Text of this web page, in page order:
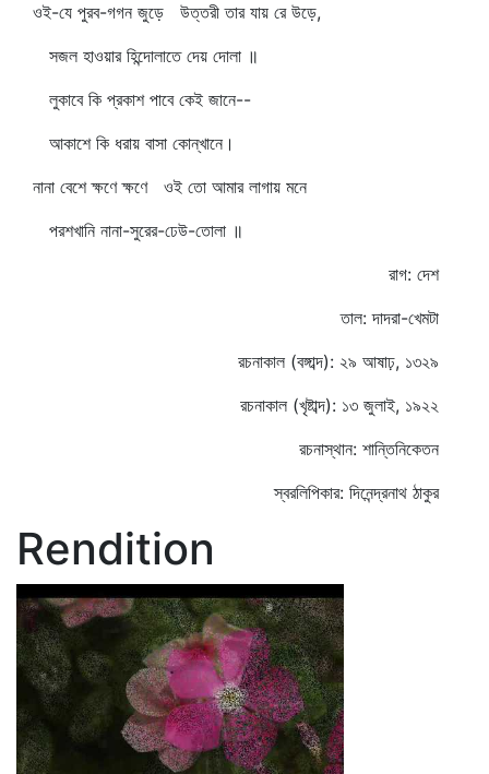
ওই-যে পুরব-গগন জুড়ে উত্তরী তার যায় রে উড়ে,
সজল হাওয়ার হিন্দোলাতে দেয় দোলা ॥
লুকাবে কি প্রকাশ পাবে কেই জানে--
আকাশে কি ধরায় বাসা কোন্‌খানে।
নানা বেশে ক্ষণে ক্ষণে ওই তো আমার লাগায় মনে
পরশখানি নানা-সুরের-ঢেউ-তোলা ॥
রাগ: দেশ
তাল: দাদরা-খেমটা
রচনাকাল (বঙ্গাব্দ): ২৯ আষাঢ়, ১৩২৯
রচনাকাল (খৃষ্টাব্দ): ১৩ জুলাই, ১৯২২
রচনাস্থান: শান্তিনিকেতন
স্বরলিপিকার: দিনেন্দ্রনাথ ঠাকুর
Rendition